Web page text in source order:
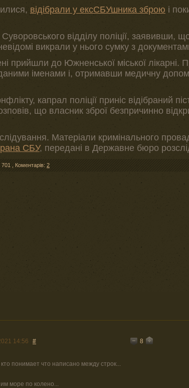
відібрали у ексСБУшника зброю і
відділу поліції, заявивши,
викрали у нього сумку з
прийшли до Южненської міської лікарні.
іменами і, отримавши медичну
капрал поліції приніс відібраний
що власник зброї безпричинно
Матеріали кримінального
СБУ, передані в Державне бюро
701 Коментарів: 2
14:56 # 8
понимает что написано между строк...
море по колено...